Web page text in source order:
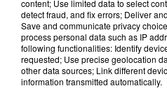
Grand jeu de l'été : les
Gagnez vos
Parc
content; Use limited data to select
detect fraud, and fix errors; Deliver
Save and communicate privacy
process personal data such as IP
following functionalities: Identify
requested; Use precise geolocation
other data sources; Link different
information transmitted automatically.